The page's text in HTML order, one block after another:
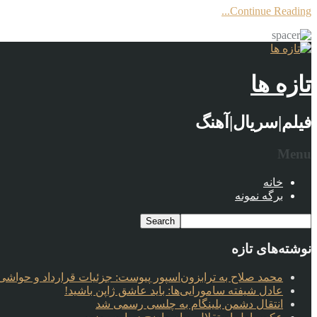
Continue Reading...
تازه ها
فیلم|سریال|آهنگ
Menu
خانه
برگه نمونه
نوشته‌های تازه
محمد صلاح به ترابزون‌اسپور پیوست: جزئیات قرارداد و حواشی
عادل شیفته سامورایی‌ها: باید عاشق ژاپن باشید!
انتقال دشمن بلینگام به چلسی رسمی شد